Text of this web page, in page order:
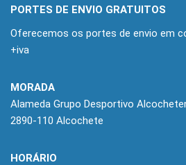
PORTES DE ENVIO GRATUITOS
Oferecemos os portes de envio em
+iva
MORADA
Alameda Grupo Desportivo
2890-110 Alcochete
HORÁRIO